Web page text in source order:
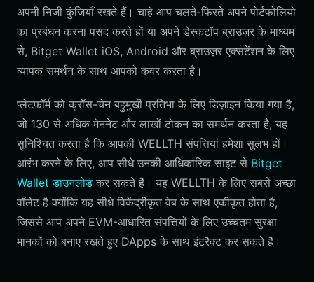
अपनी निजी कुंजियाँ रखते हैं। चाहे आप चलते-फिरते अपने पोर्टफोलियो
का प्रबंधन करना पसंद करते हों या अपने डेस्कटॉप ब्राउज़र के माध्यम
से, Bitget Wallet iOS, Android और ब्राउज़र एक्सटेंशन के लिए
व्यापक समर्थन के साथ आपको कवर करता है।
प्लेटफ़ॉर्म को क्रॉस-चेन बहुमुखी प्रतिभा के लिए डिज़ाइन किया गया है,
जो 130 से अधिक मेननेट और लाखों टोकन का समर्थन करता है, यह
सुनिश्चित करता है कि आपकी WELLTH संपत्तियां हमेशा सुलभ हों।
आरंभ करने के लिए, आप सीधे उनकी आधिकारिक साइट से Bitget
Wallet डाउनलोड कर सकते हैं। यह WELLTH के लिए सबसे अच्छा
वॉलेट है क्योंकि यह सीधे विकेंद्रीकृत वेब के साथ एकीकृत होता है,
जिससे आप अपने EVM-आधारित संपत्तियों के लिए उच्चतम सुरक्षा
मानकों को बनाए रखते हुए DApps के साथ इंटरैक्ट कर सकते हैं।